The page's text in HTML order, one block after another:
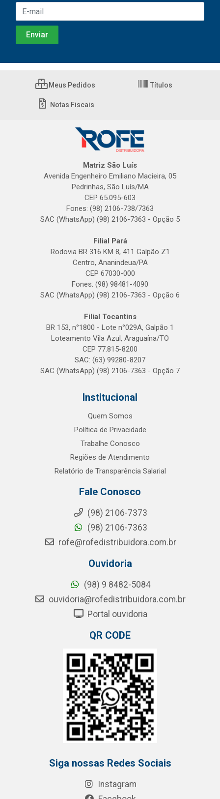
Meus Pedidos Títulos
Notas Fiscais
Matriz São Luís
Avenida Engenheiro Emiliano Macieira, 05
Pedrinhas, São Luís/MA
CEP 65.095-603
Fones: (98) 2106-738/7363
SAC (WhatsApp) (98) 2106-7363 - Opção 5
Filial Pará
Rodovia BR 316 KM 8, 411 Galpão Z1
Centro, Ananindeua/PA
CEP 67030-000
Fones: (98) 98481-4090
SAC (WhatsApp) (98) 2106-7363 - Opção 6
Filial Tocantins
BR 153, n°1800 - Lote n°029A, Galpão 1
Loteamento Vila Azul, Araguaína/TO
CEP 77.815-8200
SAC: (63) 99280-8207
SAC (WhatsApp) (98) 2106-7363 - Opção 7
Institucional
Quem Somos
Política de Privacidade
Trabalhe Conosco
Regiões de Atendimento
Relatório de Transparência Salarial
Fale Conosco
(98) 2106-7373
(98) 2106-7363
rofe@rofedistribuidora.com.br
Ouvidoria
(98) 9 8482-5084
ouvidoria@rofedistribuidora.com.br
Portal ouvidoria
QR CODE
Siga nossas Redes Sociais
Instagram